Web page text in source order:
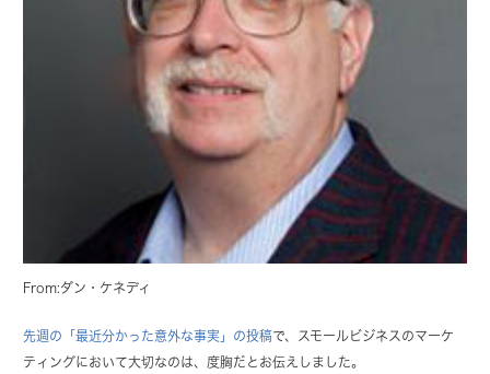
From:ダン・ケネディ
先週の「最近分かった意外な事実」の投稿で、スモールビジネスのマーケ
ティングにおいて大切なのは、度胸だとお伝えしました。